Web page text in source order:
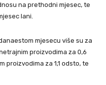
na prethodni mjesec, te
lani.
mjesecu više su za
proizvodima za 0,6
proizvodima za 1,1 odsto, te